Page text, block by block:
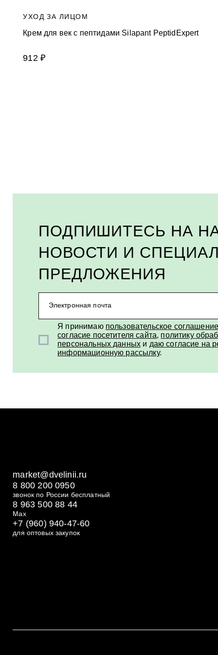
УХОД ЗА ЛИЦОМ
Крем для век с пептидами Silapant PeptidExpert
912 ₽
ПОДПИШИТЕСЬ НА
НОВОСТИ И
ПРЕДЛОЖЕНИЯ
Электронная почта
Я принимаю пользовательское
согласие посетителя сайта, политику
персональных данных и даю согласие на
информационную рассылку.
market@dvelinii.ru
8 800 200 0950
звонок по России бесплатный
8 963 500 88 44
Max
+7 (960) 940-47-60
для оптовых закупок